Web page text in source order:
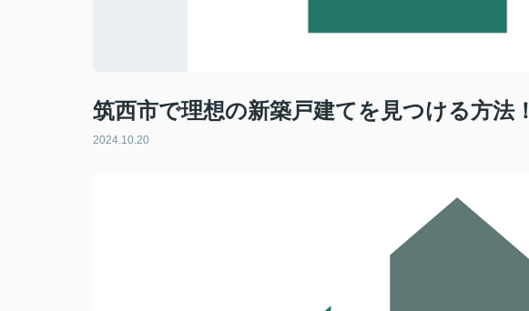
筑西市で理想の新築戸建てを見つける方法！
2024.10.20